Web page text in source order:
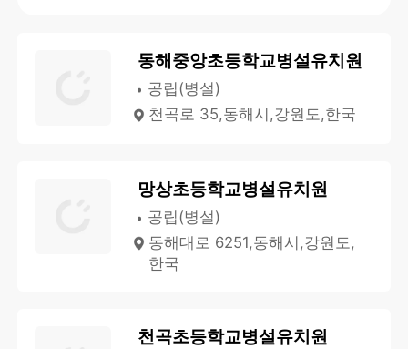
동해중앙초등학교병설유치원
공립(병설)
천곡로 35,동해시,강원도,한국
망상초등학교병설유치원
공립(병설)
동해대로 6251,동해시,강원도,
한국
천곡초등학교병설유치원